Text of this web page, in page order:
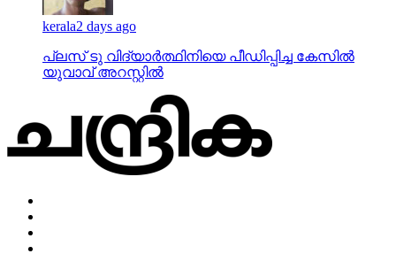
kerala2 days ago
പ്ലസ് ടു വിദ്യാര്‍ത്ഥിനിയെ പീഡിപ്പിച്ച കേസില്‍
യുവാവ് അറസ്റ്റില്‍